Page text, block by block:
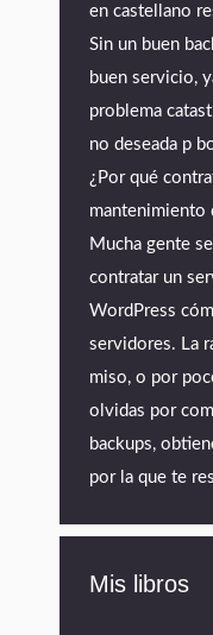
en castellano
Sin un buen
buen servicio,
problema
no deseada p
¿Por qué
mantenimiento
Mucha gente
contratar un
WordPress
servidores. La
miso, o por
olvidas por
backups,
por la que te
Mis libros